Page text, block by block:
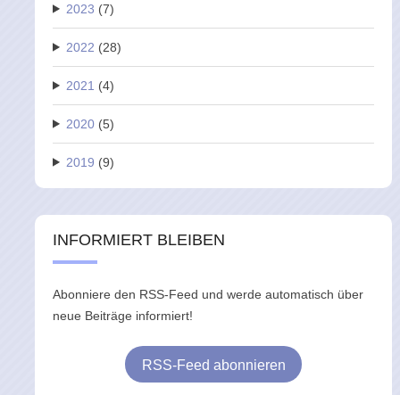
2023 (7)
2022 (28)
2021 (4)
2020 (5)
2019 (9)
INFORMIERT BLEIBEN
Abonniere den RSS-Feed und werde automatisch über
neue Beiträge informiert!
RSS-Feed abonnieren